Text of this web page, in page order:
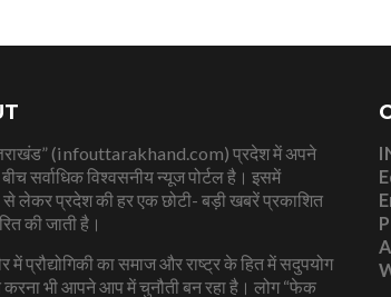
(infouttarakhand.com) प्रदेश में अपने
सर्वाधिक विश्वसनीय न्यूज पोर्टल है। इसमें
से लेकर प्रदेश की हर एक छोटी- बड़ी खबरें प्रकाशित
की जाती है।
प्रौद्योगिकी का समाज और राष्ट्र के हित में सदुपयोग
करना भी आपने आप में चुनौती बन रहा है। लोग “फेक